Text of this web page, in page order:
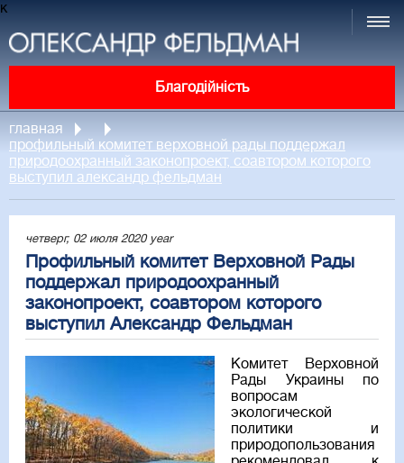
к
Благодійність
главная
профильный комитет верховной рады поддержал
природоохранный законопроект, соавтором которого
выступил александр фельдман
четверг, 02 июля 2020 year
Профильный комитет Верховной Рады
поддержал природоохранный
законопроект, соавтором которого
выступил Александр Фельдман
Комитет Верховной
Рады Украины по
вопросам
экологической
политики и
природопользования